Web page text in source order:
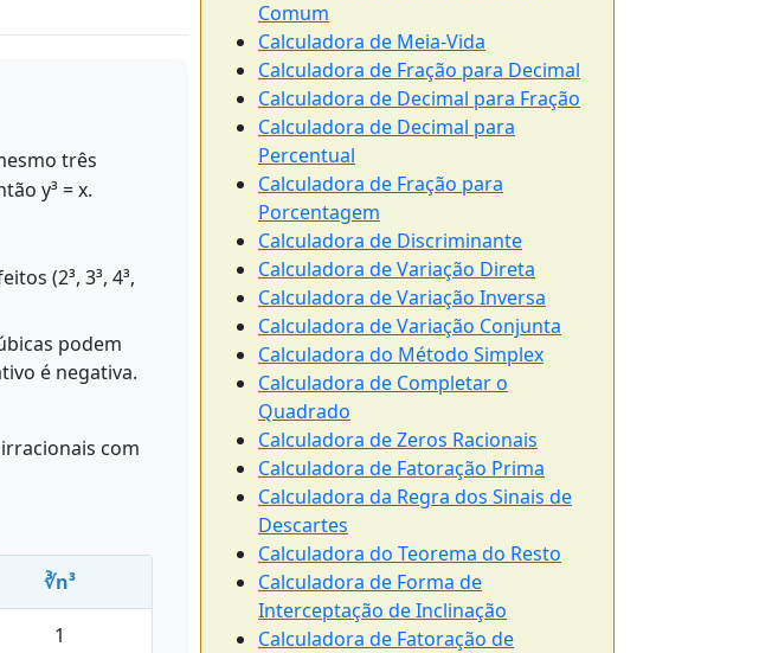
três
y³ = x.
(2³, 3³, 4³,
podem
é negativa.
com
∛n³
1
Comum
Calculadora de Meia-Vida
Calculadora de Fração para Decimal
Calculadora de Decimal para Fração
Calculadora de Decimal para
Percentual
Calculadora de Fração para
Porcentagem
Calculadora de Discriminante
Calculadora de Variação Direta
Calculadora de Variação Inversa
Calculadora de Variação Conjunta
Calculadora do Método Simplex
Calculadora de Completar o
Quadrado
Calculadora de Zeros Racionais
Calculadora de Fatoração Prima
Calculadora da Regra dos Sinais de
Descartes
Calculadora do Teorema do Resto
Calculadora de Forma de
Interceptação de Inclinação
Calculadora de Fatoração de